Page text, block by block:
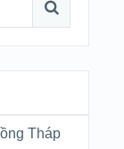
Tháp